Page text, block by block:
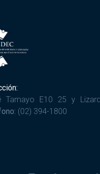
Tamayo E10 25 y
(02) 394-1800